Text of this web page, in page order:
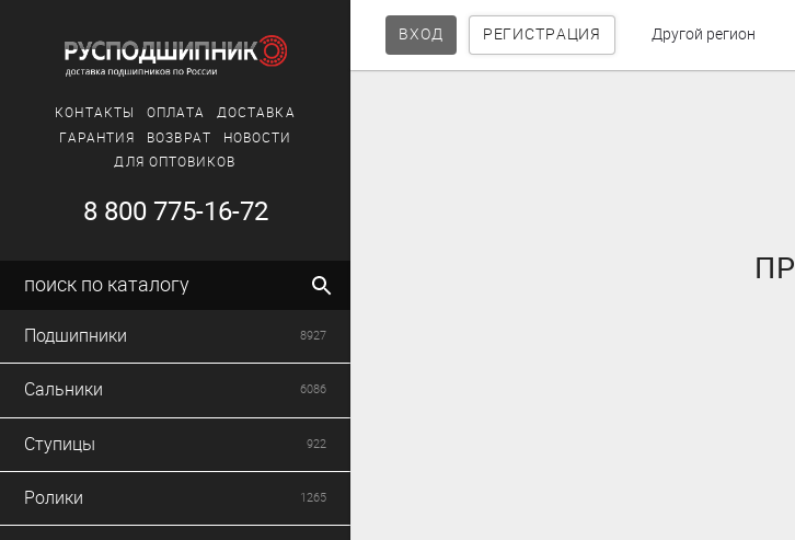
ВХОД РЕГИСТРАЦИЯ Другой регион
КОНТАКТЫ ОПЛАТА
ДОСТАВКА
ГАРАНТИЯ
ВОЗВРАТ
НОВОСТИ
ДЛЯ ОПТОВИКОВ
8 800 775-16-72
поиск по каталогу
Подшипники 8927
Сальники 6086
Ступицы 922
Ролики 1265